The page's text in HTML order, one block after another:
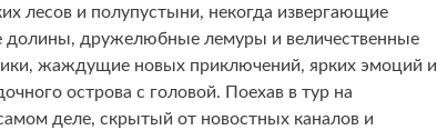
лесов и полупустыни, некогда извергающие
долины, дружелюбные лемуры и величественные
жаждущие новых приключений, ярких эмоций и
острова с головой. Поехав в тур на
деле, скрытый от новостных каналов и